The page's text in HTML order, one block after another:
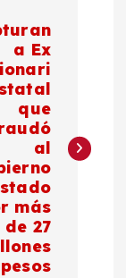
a Ex
que
al
más
de 27